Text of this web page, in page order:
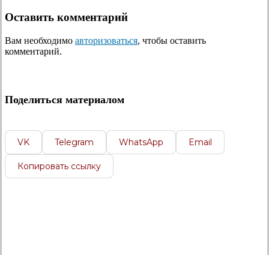
Оставить комментарий
Вам необходимо авторизоваться, чтобы оставить
комментарий.
Поделиться материалом
VK Telegram WhatsApp Email
Копировать ссылку